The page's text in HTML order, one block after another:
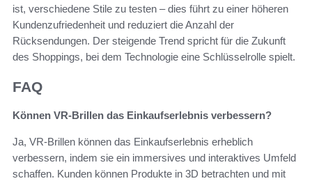
ist, verschiedene Stile zu testen – dies führt zu einer höheren
Kundenzufriedenheit und reduziert die Anzahl der
Rücksendungen. Der steigende Trend spricht für die Zukunft
des Shoppings, bei dem Technologie eine Schlüsselrolle spielt.
FAQ
Können VR-Brillen das Einkaufserlebnis verbessern?
Ja, VR-Brillen können das Einkaufserlebnis erheblich
verbessern, indem sie ein immersives und interaktives Umfeld
schaffen. Kunden können Produkte in 3D betrachten und mit